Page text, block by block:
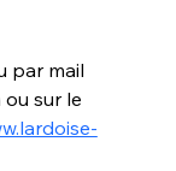
par mail
sur le